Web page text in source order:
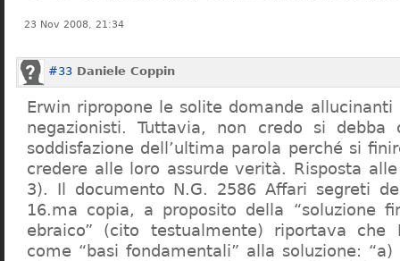
23 Nov 2008, 21:34
#33 Daniele Coppin
Erwin ripropone le solite domande
negazionisti. Tuttavia, non credo si debba
soddisfazione dell’ultima parola perché si
credere alle loro assurde verità. Risposta
3). Il documento N.G. 2586 Affari segreti
16.ma copia, a proposito della “soluzione
ebraico” (cito testualmente) riportava che
come “basi fondamentali” alla soluzione: